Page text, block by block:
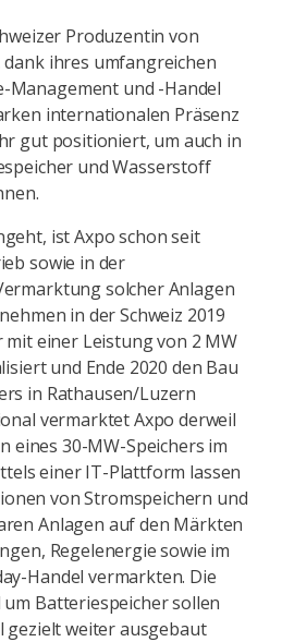
Produzentin von
ihres umfangreichen
Management und -Handel
internationalen Präsenz
gut positioniert, um auch in
und Wasserstoff
ist Axpo schon seit
sowie in der
solcher Anlagen
in der Schweiz 2019
einer Leistung von 2 MW
und Ende 2020 den Bau
in Rathausen/Luzern
vermarktet Axpo derweil
eines 30-MW-Speichers im
einer IT-Plattform lassen
von Stromspeichern und
Anlagen auf den Märkten
Regelenergie sowie im
Handel vermarkten. Die
Batteriespeicher sollen
weiter ausgebaut